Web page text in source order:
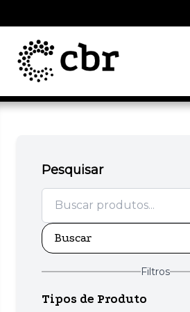
Pesquisar
Buscar
Filtros
Tipos de Produto